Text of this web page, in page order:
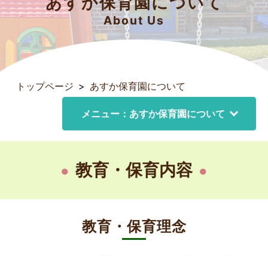
About Us
トップページ あすか保育園について
メニュー：あすか保育園について
教育・保育内容
教育・保育理念